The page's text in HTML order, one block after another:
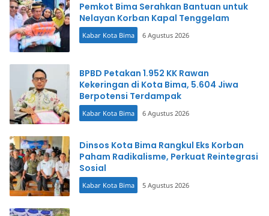
Pemkot Bima Serahkan Bantuan untuk
Nelayan Korban Kapal Tenggelam
Kabar Kota Bima 6 Agustus 2026
BPBD Petakan 1.952 KK Rawan
Kekeringan di Kota Bima, 5.604 Jiwa
Berpotensi Terdampak
Kabar Kota Bima 6 Agustus 2026
Dinsos Kota Bima Rangkul Eks Korban
Paham Radikalisme, Perkuat Reintegrasi
Sosial
Kabar Kota Bima 5 Agustus 2026